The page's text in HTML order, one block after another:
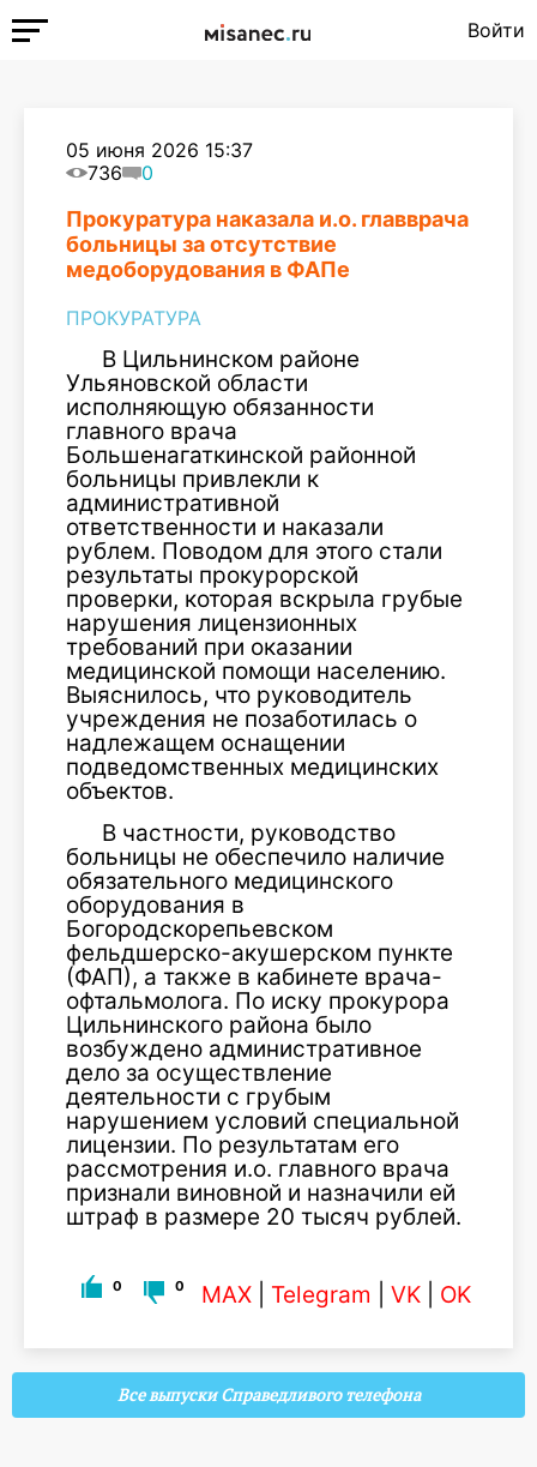
Войти
05 июня 2026 15:37
736
0
Прокуратура наказала и.о. главврача
больницы за отсутствие
медоборудования в ФАПе
ПРОКУРАТУРА
В Цильнинском районе
Ульяновской области
исполняющую обязанности
главного врача
Большенагаткинской районной
больницы привлекли к
административной
ответственности и наказали
рублем. Поводом для этого стали
результаты прокурорской
проверки, которая вскрыла грубые
нарушения лицензионных
требований при оказании
медицинской помощи населению.
Выяснилось, что руководитель
учреждения не позаботилась о
надлежащем оснащении
подведомственных медицинских
объектов.
В частности, руководство
больницы не обеспечило наличие
обязательного медицинского
оборудования в
Богородскорепьевском
фельдшерско-акушерском пункте
(ФАП), а также в кабинете врача-
офтальмолога. По иску прокурора
Цильнинского района было
возбуждено административное
дело за осуществление
деятельности с грубым
нарушением условий специальной
лицензии. По результатам его
рассмотрения и.о. главного врача
признали виновной и назначили ей
штраф в размере 20 тысяч рублей.
0 0 MAX Telegram VK OK
Все выпуски Справедливого телефона